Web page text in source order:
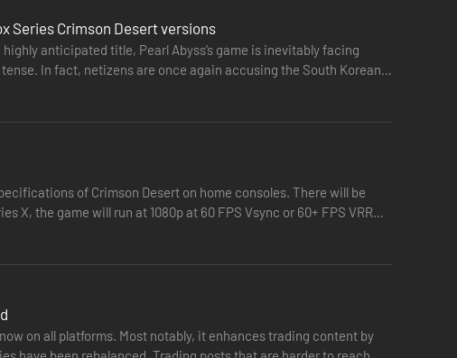
rodzina.
towarzyszy, odbudować upadły klan i dopełnić krwawej
Series Crimson Desert versions
anticipated title, Pearl Abyss’s game is inevitably facing
In fact, netizens are once again accusing the South Korean
of Crimson Desert on home consoles. There will be
X, the game will run at 1080p at 60 FPS Vsync or 60+ FPS VRR
on all platforms. Most notably, it enhances trading content by